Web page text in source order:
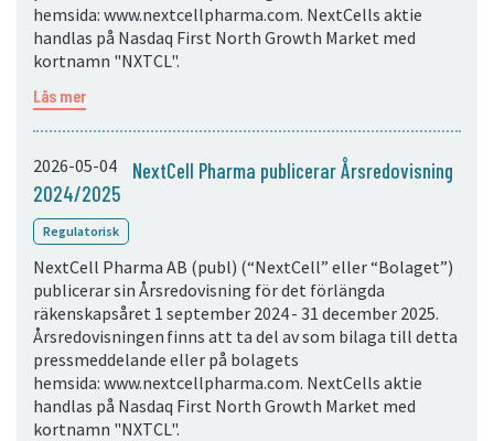
hemsida: www.nextcellpharma.com. NextCells aktie
handlas på Nasdaq First North Growth Market med
kortnamn "NXTCL".
Läs mer
2026-05-04
NextCell Pharma publicerar Årsredovisning
2024/2025
Regulatorisk
NextCell Pharma AB (publ) (“NextCell” eller “Bolaget”)
publicerar sin Årsredovisning för det förlängda
räkenskapsåret 1 september 2024 - 31 december 2025.
Årsredovisningen finns att ta del av som bilaga till detta
pressmeddelande eller på bolagets
hemsida: www.nextcellpharma.com. NextCells aktie
handlas på Nasdaq First North Growth Market med
kortnamn "NXTCL".